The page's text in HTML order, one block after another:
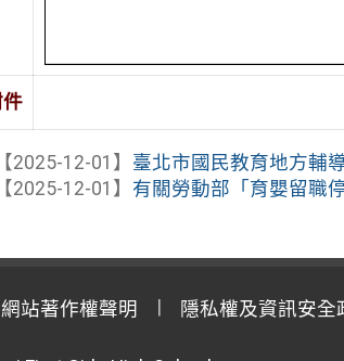
【2025-12-01】 臺北市國民教育地方輔
【2025-12-01】 有關勞動部「育嬰留職
網站著作權聲明 隱私權及資訊安全